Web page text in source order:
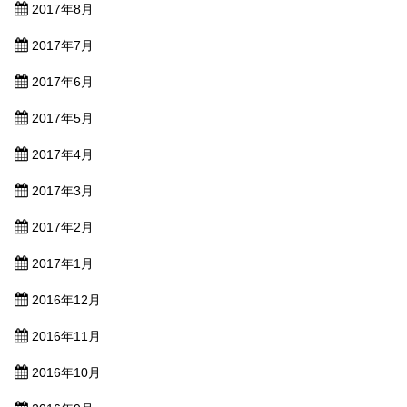
2017年8月
2017年7月
2017年6月
2017年5月
2017年4月
2017年3月
2017年2月
2017年1月
2016年12月
2016年11月
2016年10月